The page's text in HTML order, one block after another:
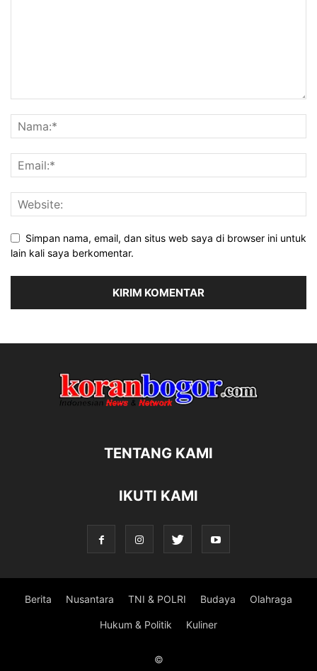
Simpan nama, email, dan situs web saya di browser ini untuk
lain kali saya berkomentar.
TENTANG KAMI
IKUTI KAMI
Berita Nusantara TNI & POLRI Budaya Olahraga
Hukum & Politik Kuliner
©